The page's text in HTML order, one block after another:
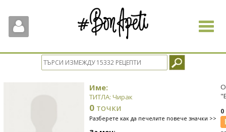
Toggle
Име:
ТИТЛА: Чирак
0 точки
Разберете как да печелите повече значки >>